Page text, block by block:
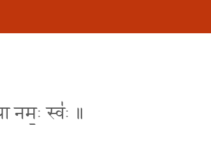
नम॒ः स्व॑ः ॥